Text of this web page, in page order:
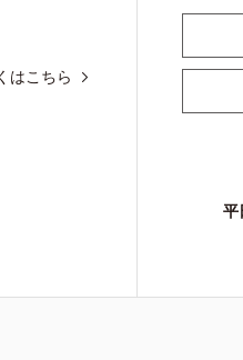
はこちら
平